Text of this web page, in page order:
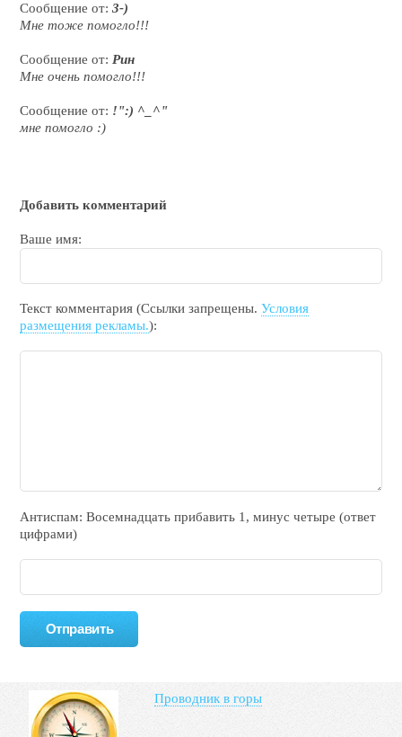
Сообщение от:3-)
Мне тоже помогло!!!
Сообщение от: Рин
Мне очень помогло!!!
Сообщение от: !":) ^_^"
мне помогло :)
Добавить комментарий
Ваше имя:
Текст комментария (Ссылки запрещены.Условия
размещения рекламы.):
Антиспам: Воceмнадцать прибaвить 1, минyc чeтырe (ответ
цифрами)
Проводник в горы